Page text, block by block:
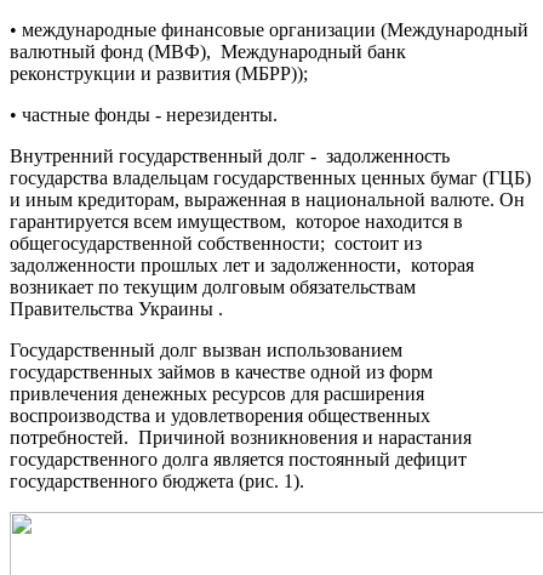
• международные финансовые организации (Международный
валютный фонд (МВФ), Международный банк
реконструкции и развития (МБРР));
• частные фонды - нерезиденты.
Внутренний государственный долг - задолженность
государства владельцам государственных ценных бумаг (ГЦБ)
и иным кредиторам, выраженная в национальной валюте. Он
гарантируется всем имуществом, которое находится в
общегосударственной собственности; состоит из
задолженности прошлых лет и задолженности, которая
возникает по текущим долговым обязательствам
Правительства Украины .
Государственный долг вызван использованием
государственных займов в качестве одной из форм
привлечения денежных ресурсов для расширения
воспроизводства и удовлетворения общественных
потребностей. Причиной возникновения и нарастания
государственного долга является постоянный дефицит
государственного бюджета (рис. 1).